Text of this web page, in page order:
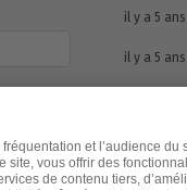
il y a 5 ans
il y a 5 ans
il y a 5 ans
il y a 5 ans